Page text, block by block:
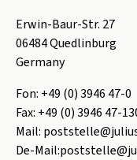
Erwin-Baur-Str. 27
06484Quedlinburg
Germany
Fon: +49 (0) 3946 47-0
Fax: +49 (0) 3946 47-
Mail:
De-Mail: